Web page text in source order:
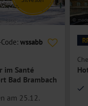
wssabb
im Santé
Bad Brambach
am 25.12.
©